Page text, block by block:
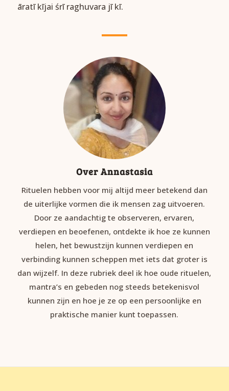
āratī kījai śrī raghuvara jī kī.
Over Annastasia
Rituelen hebben voor mij altijd meer betekend dan
de uiterlijke vormen die ik mensen zag uitvoeren.
Door ze aandachtig te observeren, ervaren,
verdiepen en beoefenen, ontdekte ik hoe ze kunnen
helen, het bewustzijn kunnen verdiepen en
verbinding kunnen scheppen met iets dat groter is
dan wijzelf. In deze rubriek deel ik hoe oude rituelen,
mantra’s en gebeden nog steeds betekenisvol
kunnen zijn en hoe je ze op een persoonlijke en
praktische manier kunt toepassen.